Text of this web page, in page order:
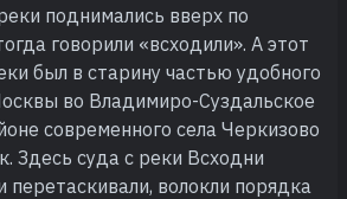
поднимались вверх по
говорили «всходили». А этот
был в старину частью удобного
во Владимиро-Суздальское
современного села Черкизово
Здесь суда с реки Всходни
перетаскивали, волокли порядка